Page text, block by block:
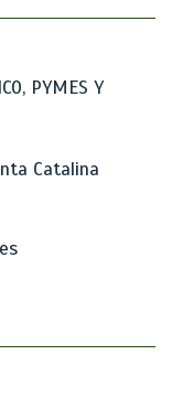
PYMES Y
Catalina